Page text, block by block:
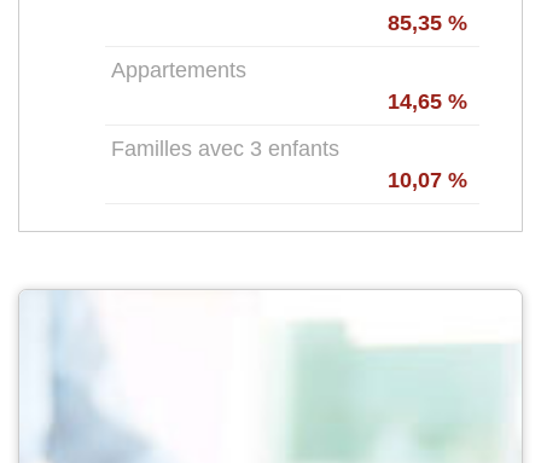
85,35 %
Appartements
14,65 %
Familles avec 3 enfants
10,07 %